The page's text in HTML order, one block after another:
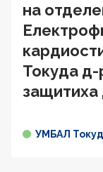
на
Токуда д-
защитиха
УМБАЛ